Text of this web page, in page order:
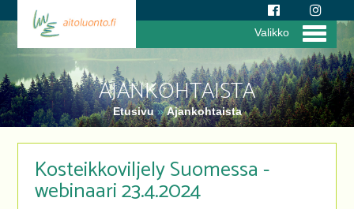
AJANKOHTAISTA
Etusivu»Ajankohtaista
Valikko
Kosteikkoviljely Suomessa -
webinaari 23.4.2024